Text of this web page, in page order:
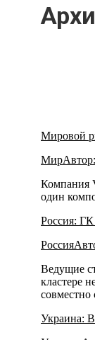
Мировой
МирАвтор:
Компания
один
Россия:
Россия
Ведущие
кластере
Украина: